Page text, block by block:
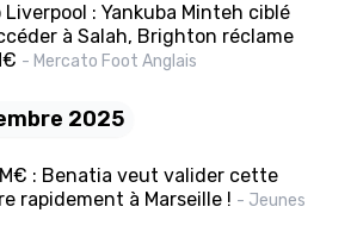
Liverpool : Yankuba Minteh ciblé
à Salah, Brighton réclame
- Mercato Foot Anglais
2025
M€ : Benatia veut valider cette
rapidement à Marseille ! - Jeunes